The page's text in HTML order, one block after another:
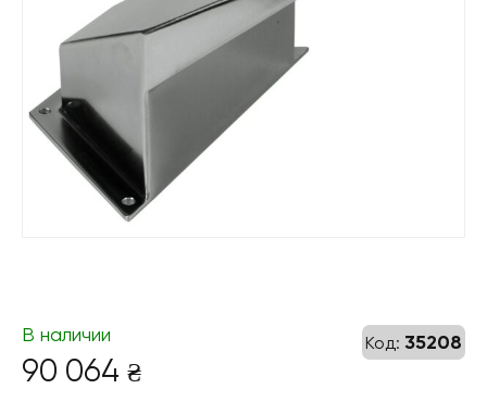
Код: 35208
В наличии
90 064 ₴